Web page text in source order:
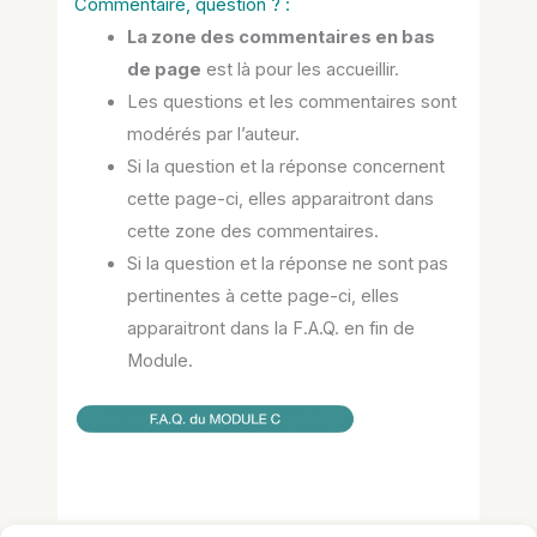
Commentaire, question ? :
La zone des commentaires en bas
de page est là pour les accueillir.
Les questions et les commentaires sont
modérés par l’auteur.
Si la question et la réponse concernent
cette page-ci, elles apparaitront dans
cette zone des commentaires.
Si la question et la réponse ne sont pas
pertinentes à cette page-ci, elles
apparaitront dans la F.A.Q. en fin de
Module.